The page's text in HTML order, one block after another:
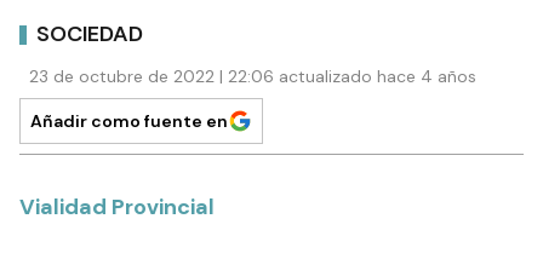
SOCIEDAD
23 de octubre de 2022 | 22:06 actualizado hace 4 años
Añadir como fuente en
Vialidad Provincial